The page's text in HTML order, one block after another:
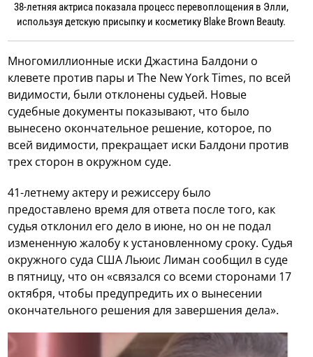
38-летняя актриса показала процесс перевоплощения в Элли,
используя детскую присыпку и косметику Blake Brown Beauty.
Многомиллионные иски Джастина Балдони о
клевете против пары и The New York Times, по всей
видимости, были отклонены судьей. Новые
судебные документы показывают, что было
вынесено окончательное решение, которое, по
всей видимости, прекращает иски Балдони против
трех сторон в окружном суде.
41-летнему актеру и режиссеру было
предоставлено время для ответа после того, как
судья отклонил его дело в июне, но он не подал
измененную жалобу к установленному сроку. Судья
окружного суда США Льюис Лиман сообщил в суде
в пятницу, что он «связался со всеми сторонами 17
октября, чтобы предупредить их о вынесении
окончательного решения для завершения дела».